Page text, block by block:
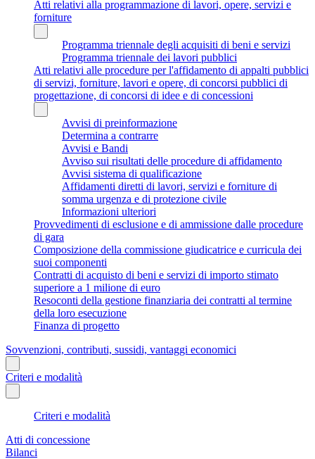
Atti relativi alla programmazione di lavori, opere, servizi e
forniture
Programma triennale degli acquisiti di beni e servizi
Programma triennale dei lavori pubblici
Atti relativi alle procedure per l'affidamento di appalti pubblici
di servizi, forniture, lavori e opere, di concorsi pubblici di
progettazione, di concorsi di idee e di concessioni
Avvisi di preinformazione
Determina a contrarre
Avvisi e Bandi
Avviso sui risultati delle procedure di affidamento
Avvisi sistema di qualificazione
Affidamenti diretti di lavori, servizi e forniture di
somma urgenza e di protezione civile
Informazioni ulteriori
Provvedimenti di esclusione e di ammissione dalle procedure
di gara
Composizione della commissione giudicatrice e curricula dei
suoi componenti
Contratti di acquisto di beni e servizi di importo stimato
superiore a 1 milione di euro
Resoconti della gestione finanziaria dei contratti al termine
della loro esecuzione
Finanza di progetto
Sovvenzioni, contributi, sussidi, vantaggi economici
Criteri e modalità
Criteri e modalità
Atti di concessione
Bilanci